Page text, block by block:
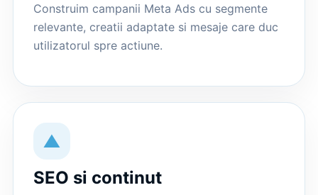
Construim campanii Meta Ads cu segmente
relevante, creatii adaptate si mesaje care duc
utilizatorul spre actiune.
▲
SEO si continut